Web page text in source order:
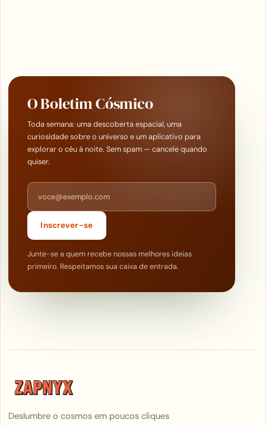
O Boletim Cósmico
Toda semana: uma descoberta espacial, uma
curiosidade sobre o universo e um aplicativo para
explorar o céu à noite. Sem spam — cancele quando
quiser.
Endereço de e-mail
Inscrever-se
Junte-se a quem recebe nossas melhores ideias
primeiro. Respeitamos sua caixa de entrada.
Deslumbre o cosmos em poucos cliques